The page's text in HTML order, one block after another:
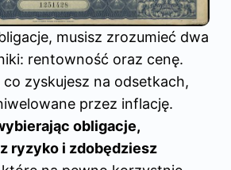
musisz zrozumieć dwa
rentowność oraz cenę.
co zyskujesz na odsetkach,
przez inflację.
obligacje,
ryzyko i zdobędziesz